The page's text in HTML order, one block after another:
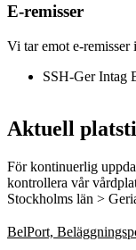
E-remisser
Vi tar emot e-remisser
SSH-Ger Intag
Aktuell
För kontinuerlig
kontrollera vår
Stockholms län >
BelPort,